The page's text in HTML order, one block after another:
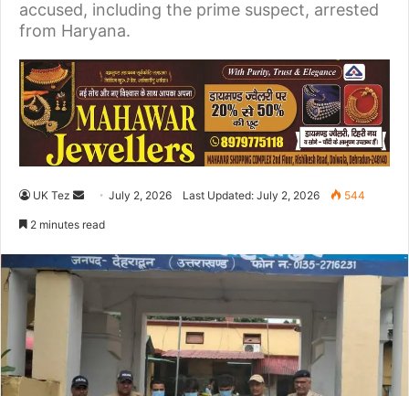
accused, including the prime suspect, arrested
from Haryana.
UK Tez
d
i
July 2, 2026 Last Updated: July 2, 2026 544
2 minutes read